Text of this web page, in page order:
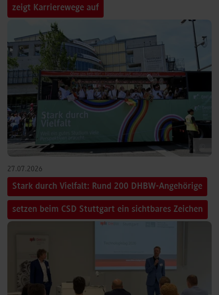
zeigt Karrierewege auf
27.07.2026
Stark durch Vielfalt: Rund 200 DHBW-Angehörige
setzen beim CSD Stuttgart ein sichtbares Zeichen